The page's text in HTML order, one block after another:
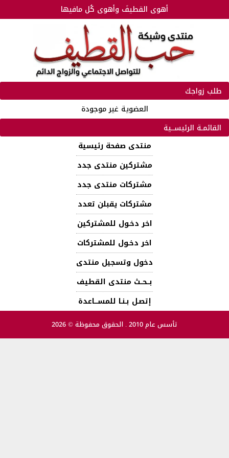
أهوى القطيفَ وأهوى كُل مافيها
طلب زواجك
العضوية غير موجودة
القائمـة الرئيســية
منتدى صفحة رئيسية
مشتركين منتدى جدد
مشتركات منتدى جدد
مشتركات يقبلن تعدد
اخر دخـول للمشتركين
اخر دخـول للمشتركات
دخول وتسجيل منتدى
بــحــث منتدى القطيف
إتصـل بـنـا للمســـاعدة
تأسس عام 2010 . الحقوق محفوظة © 2026